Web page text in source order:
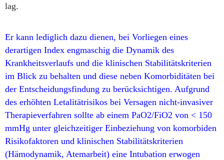
lag.
Er kann lediglich dazu dienen, bei Vorliegen eines
derartigen Index engmaschig die Dynamik des
Krankheitsverlaufs und die klinischen Stabilitätskriterien
im Blick zu behalten und diese neben Komorbiditäten bei
der Entscheidungsfindung zu berücksichtigen. Aufgrund
des erhöhten Letalitätrisikos bei Versagen nicht-invasiver
Therapieverfahren sollte ab einem PaO2/FiO2 von < 150
mmHg unter gleichzeitiger Einbeziehung von komorbiden
Risikofaktoren und klinischen Stabilitätskriterien
(Hämodynamik, Atemarbeit) eine Intubation erwogen